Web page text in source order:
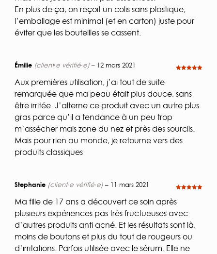
En plus de ça, on reçoit un colis sans plastique,
l’emballage est minimal (et en carton) juste pour
éviter que les bouteilles se cassent.
Émilie (client·e vérifié·e) – 12 mars 2021
Aux premières utilisation, j’ai tout de suite
remarquée que ma peau était plus douce, sans
être irritée. J’alterne ce produit avec un autre plus
gras parce qu’il a tendance à un peu trop
m’assécher mais zone du nez et près des sourcils.
Mais pour rien au monde, je retourne vers des
produits classiques
Stephanie (client·e vérifié·e) – 11 mars 2021
Ma fille de 17 ans a découvert ce soin après
plusieurs expériences pas très fructueuses avec
d’autres produits anti acné. Et les résultats sont là,
moins de boutons et plus du tout de rougeurs ou
d’irritations. Parfois utilisée avec le sérum. Elle ne